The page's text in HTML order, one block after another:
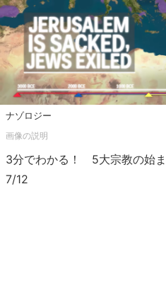
ナゾロジー
3分でわかる！ 5大宗教の始
7/12